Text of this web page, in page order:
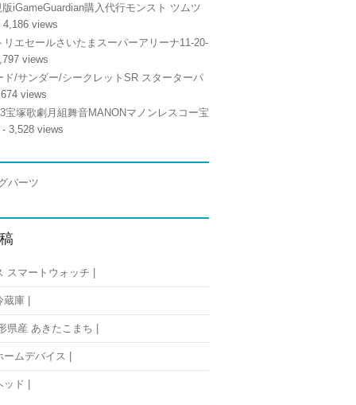
iGameGuardian購入代行モンスト ツムツ
4,186 views
リエセールさいたまスーパーアリーナ11-20-
views
ド/サンダー/シークレットSR スターターパ
views
宝塚歌劇月組舞音MANONマノンレスコー宝
- 3,528 views
スマートウォッチ |
庫 |
県産 あきたこまち |
ムデバイス |
ド |